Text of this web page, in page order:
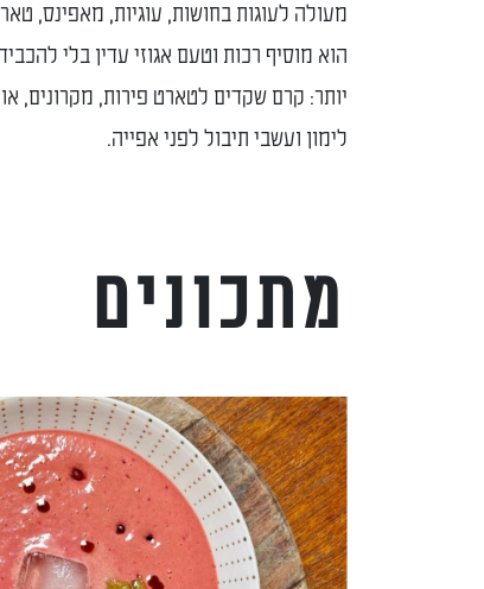
מעולה לעוגות בחושות, עוגיות, מאפינס,
הוא מוסיף רכות וטעם אגוזי עדין בלי
יותר: קרם שקדים לטארט פירות, מקרונים,
לימון ועשבי תיבול לפני אפייה.
מתכונים